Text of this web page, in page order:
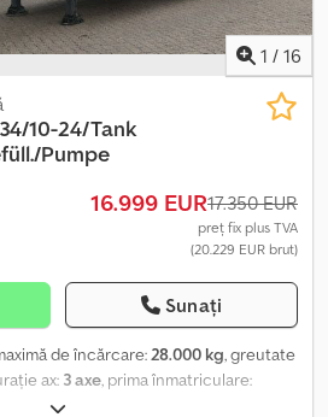
1 / 16
10-24/Tank
Pumpe
16.999 EUR17.350 EUR
preț fix plus TVA
(20.229 EUR brut)
Sunați
de încărcare:28.000 kg, greutate
ax: 3 axe, prima înmatriculare:
de încărcare: